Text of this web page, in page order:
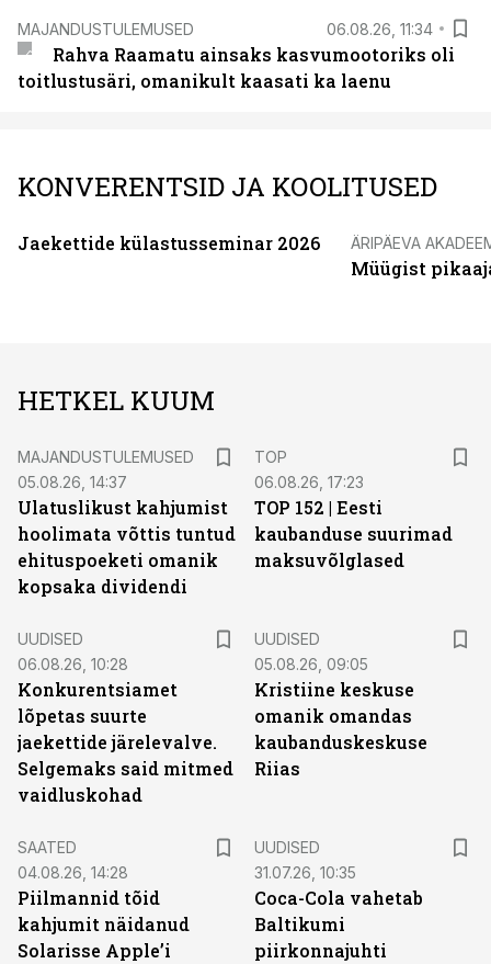
MAJANDUSTULEMUSED 06.08.26, 11:34
Rahva Raamatu ainsaks kasvumootoriks oli
toitlustusäri, omanikult kaasati ka laenu
KONVERENTSID JA KOOLITUSED
Jaekettide külastusseminar 2026 ÄRIPÄEVA
Müügist
HETKEL KUUM
MAJANDUSTULEMUSED
05.08.26, 14:37
Ulatuslikust kahjumist
hoolimata võttis tuntud
ehituspoeketi omanik
kopsaka dividendi
TOP
06.08.26, 17:23
TOP 152 | Eesti
kaubanduse suurimad
maksuvõlglased
UUDISED
06.08.26, 10:28
Konkurentsiamet
lõpetas suurte
jaekettide järelevalve.
Selgemaks said mitmed
vaidluskohad
UUDISED
05.08.26, 09:05
Kristiine keskuse
omanik omandas
kaubanduskeskuse
Riias
SAATED
04.08.26, 14:28
Piilmannid tõid
kahjumit näidanud
Solarisse Apple’i
UUDISED
31.07.26, 10:35
Coca-Cola vahetab
Baltikumi
piirkonnajuhti